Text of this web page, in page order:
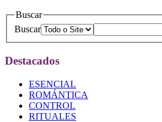
Buscar
Buscar
Destacados
ESENCIAL
ROMÁNTICA
CONTROL
RITUALES